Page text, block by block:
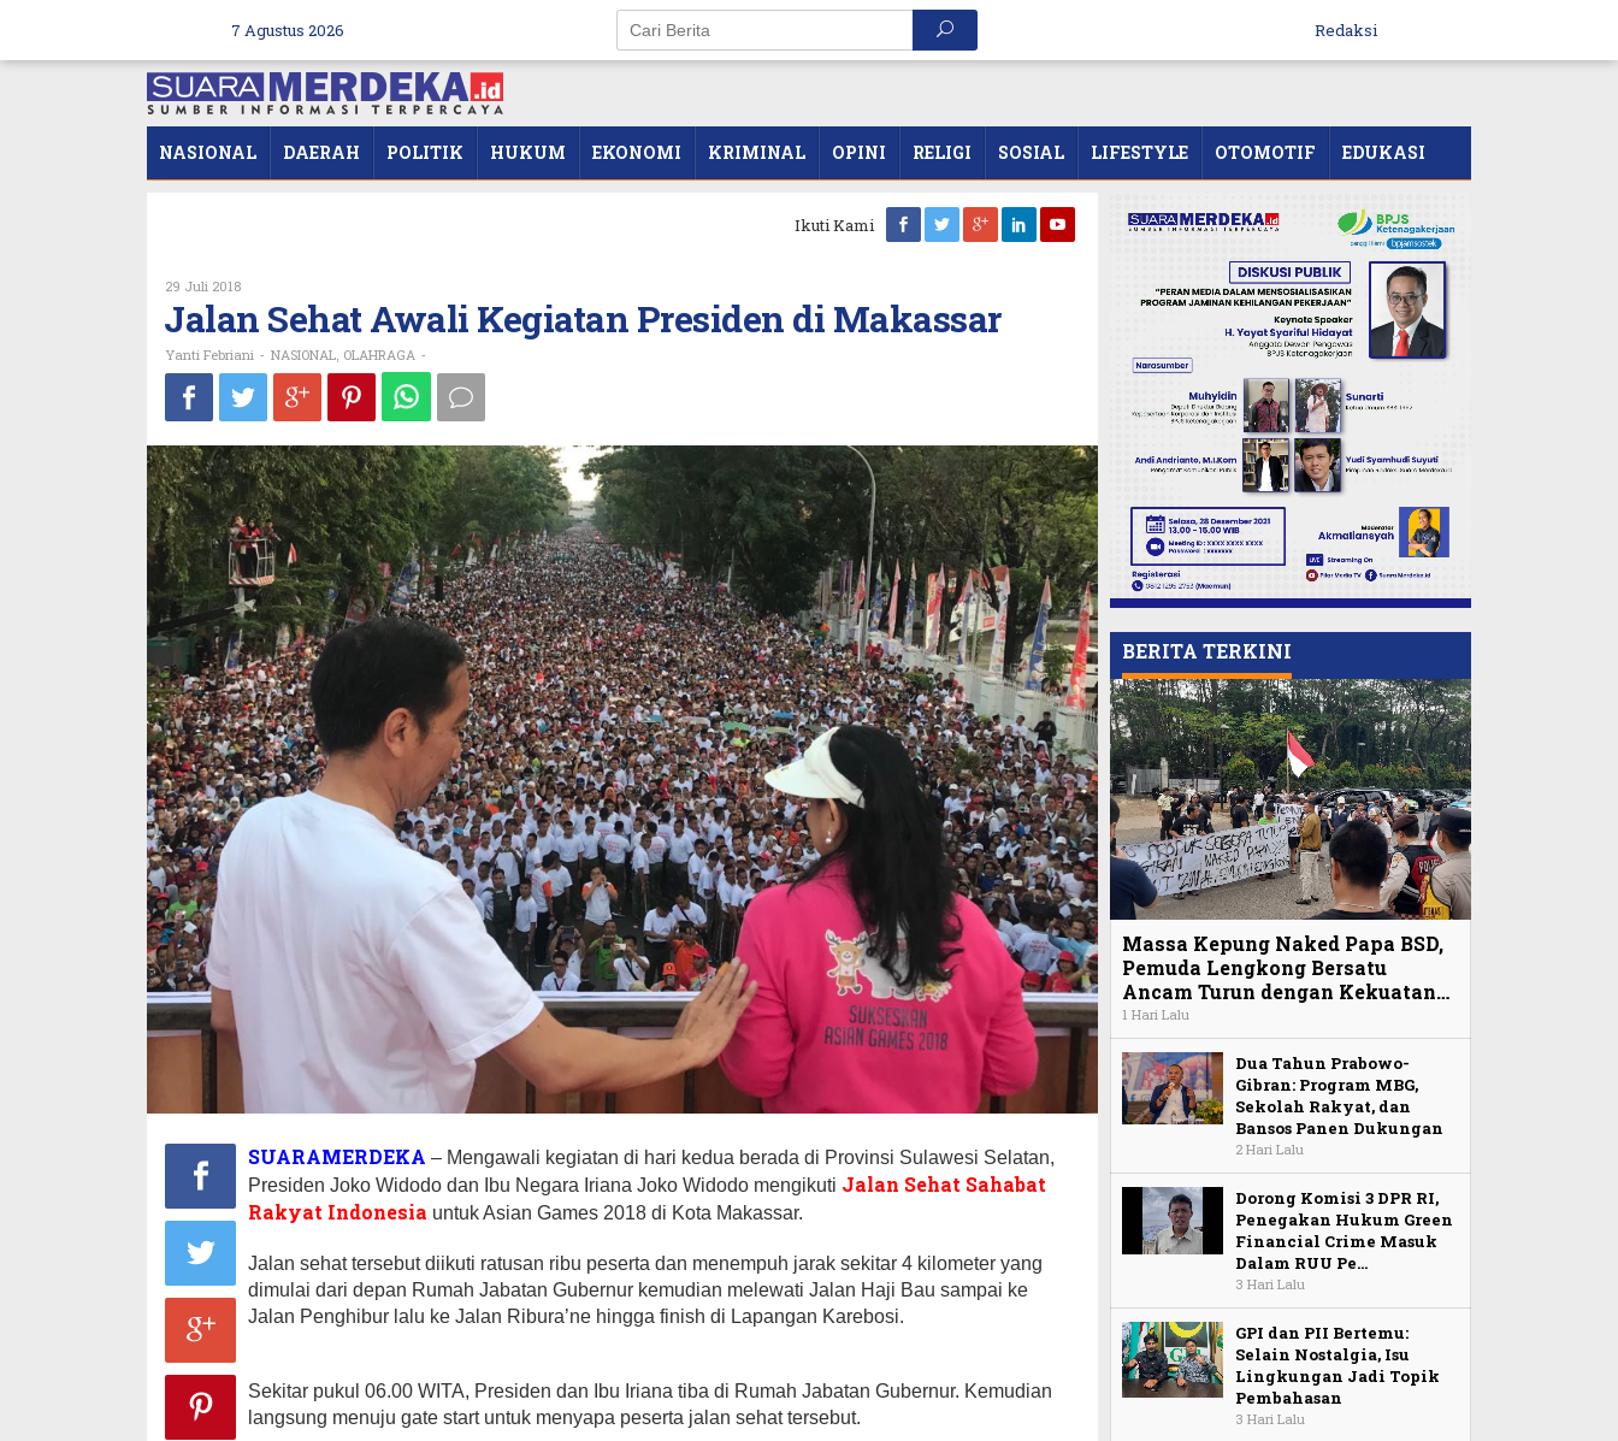
7 Agustus 2026 Redaksi
NASIONAL DAERAH POLITIK HUKUM EKONOMI KRIMINAL OPINI RELIGI SOSIAL LIFESTYLE OTOMOTIF EDUKASI
Ikuti Kami
29 Juli 2018Oleh
Febriani
Jalan Sehat Awali Kegiatan Presiden di Makassar
Yanti Febriani - NASIONAL OLAHRAGA -
SUARAMERDEKA – Mengawali kegiatan di hari kedua berada di Provinsi Sulawesi Selatan,
Presiden Joko Widodo dan Ibu Negara Iriana Joko Widodo mengikuti Jalan Sehat Sahabat
Rakyat Indonesia untuk Asian Games 2018 di Kota Makassar.
Jalan sehat tersebut diikuti ratusan ribu peserta dan menempuh jarak sekitar 4 kilometer yang
dimulai dari depan Rumah Jabatan Gubernur kemudian melewati Jalan Haji Bau sampai ke
Jalan Penghibur lalu ke Jalan Ribura’ne hingga finish di Lapangan Karebosi.
Sekitar pukul 06.00 WITA, Presiden dan Ibu Iriana tiba di Rumah Jabatan Gubernur. Kemudian
langsung menuju gate start untuk menyapa peserta jalan sehat tersebut.
BERITA TERKINI
Massa Kepung Naked Papa BSD,
Pemuda Lengkong Bersatu
Ancam Turun dengan Kekuatan…
1 Hari Lalu
Dua Tahun Prabowo-
Gibran: Program MBG,
Sekolah Rakyat, dan
Bansos Panen Dukungan
2 Hari Lalu
Dorong Komisi 3 DPR RI,
Penegakan Hukum Green
Financial Crime Masuk
Dalam RUU Pe…
3 Hari Lalu
GPI dan PII Bertemu:
Selain Nostalgia, Isu
Lingkungan Jadi Topik
Pembahasan
3 Hari Lalu